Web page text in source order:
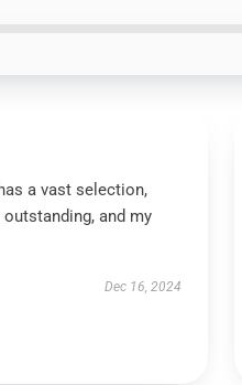
a vast selection,
and my
Dec 16, 2024